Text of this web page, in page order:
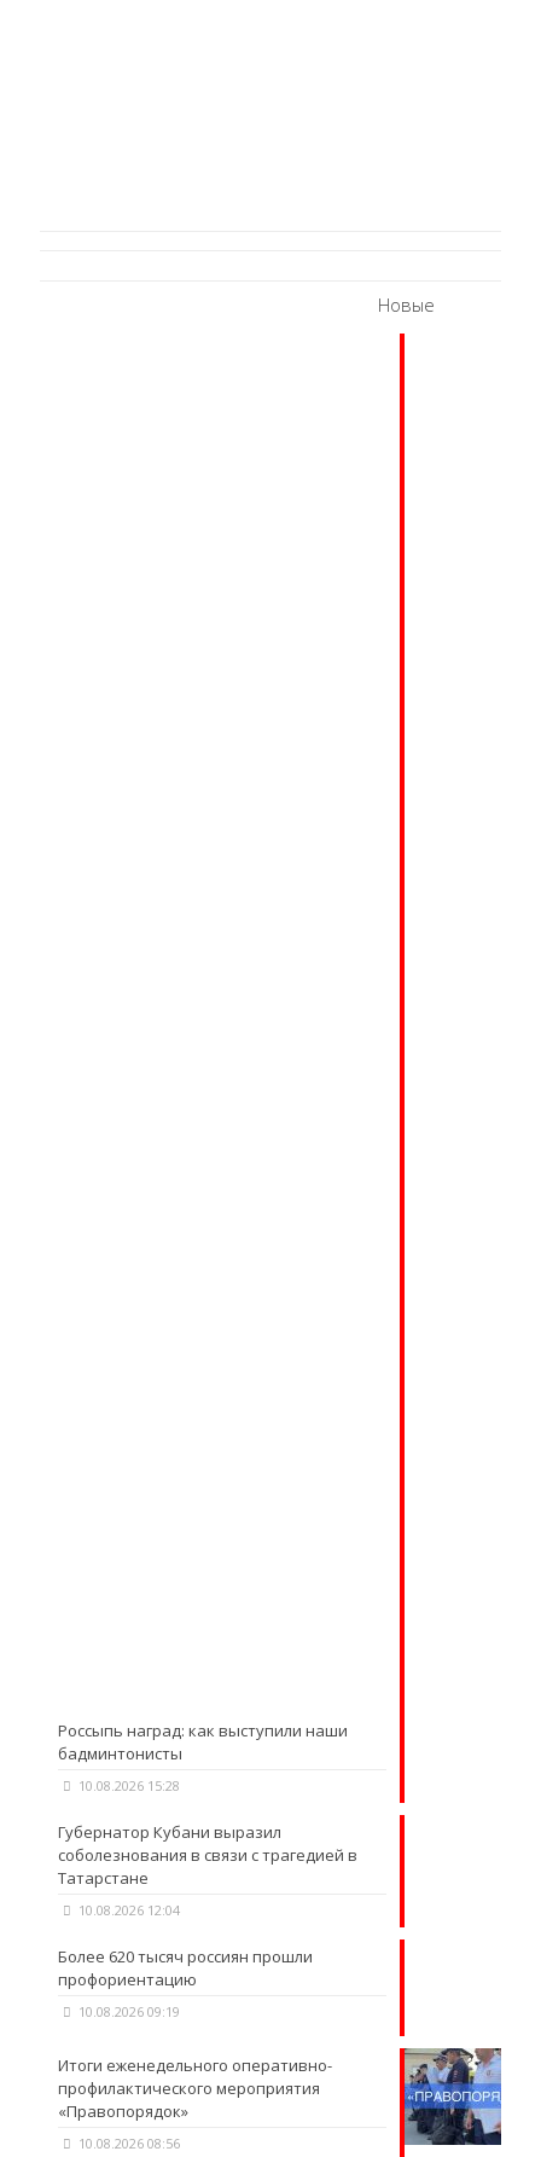
Новые
Россыпь наград: как выступили наши
бадминтонисты
10.08.2026 15:28
Губернатор Кубани выразил
соболезнования в связи с трагедией в
Татарстане
10.08.2026 12:04
Более 620 тысяч россиян прошли
профориентацию
10.08.2026 09:19
Итоги еженедельного оперативно-
профилактического мероприятия
«Правопорядок»
10.08.2026 08:56